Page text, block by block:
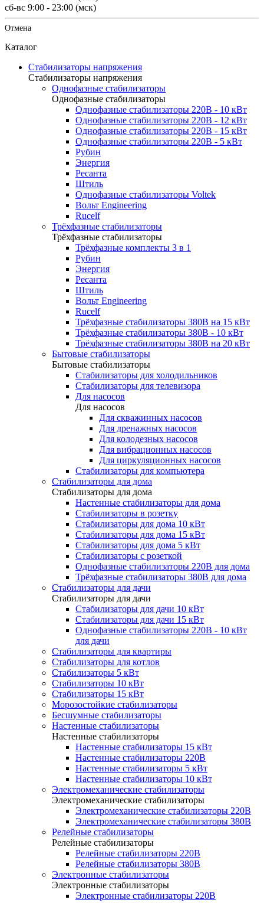
сб-вс 9:00 - 23:00 (мск)
Отмена
Каталог
Стабилизаторы напряжения
Стабилизаторы напряжения
Однофазные стабилизаторы
Однофазные стабилизаторы
Однофазные стабилизаторы 220В - 10 кВт
Однофазные стабилизаторы 220В - 12 кВт
Однофазные стабилизаторы 220В - 15 кВт
Однофазные стабилизаторы 220В - 5 кВт
Рубин
Энергия
Ресанта
Штиль
Однофазные стабилизаторы Voltek
Вольт Engineering
Rucelf
Трёхфазные стабилизаторы
Трёхфазные стабилизаторы
Трёхфазные комплекты 3 в 1
Рубин
Энергия
Ресанта
Штиль
Вольт Engineering
Rucelf
Трёхфазные стабилизаторы 380В на 15 кВт
Трёхфазные стабилизаторы 380В - 10 кВт
Трёхфазные стабилизаторы 380В на 20 кВт
Бытовые стабилизаторы
Бытовые стабилизаторы
Стабилизаторы для холодильников
Стабилизаторы для телевизора
Для насосов
Для насосов
Для скважинных насосов
Для дренажных насосов
Для колодезных насосов
Для вибрационных насосов
Для циркуляционных насосов
Стабилизаторы для компьютера
Стабилизаторы для дома
Стабилизаторы для дома
Настенные стабилизаторы для дома
Стабилизаторы в розетку
Стабилизаторы для дома 10 кВт
Стабилизаторы для дома 15 кВт
Стабилизаторы для дома 5 кВт
Стабилизаторы с розеткой
Однофазные стабилизаторы 220В для дома
Трёхфазные стабилизаторы 380В для дома
Стабилизаторы для дачи
Стабилизаторы для дачи
Стабилизаторы для дачи 10 кВт
Стабилизаторы для дачи 15 кВт
Однофазные стабилизаторы 220В - 10 кВт
для дачи
Стабилизаторы для квартиры
Стабилизаторы для котлов
Стабилизаторы 5 кВт
Стабилизаторы 10 кВт
Стабилизаторы 15 кВт
Морозостойкие стабилизаторы
Бесшумные стабилизаторы
Настенные стабилизаторы
Настенные стабилизаторы
Настенные стабилизаторы 15 кВт
Настенные стабилизаторы 220В
Настенные стабилизаторы 5 кВт
Настенные стабилизаторы 10 кВт
Электромеханические стабилизаторы
Электромеханические стабилизаторы
Электромеханические стабилизаторы 220В
Электромеханические стабилизаторы 380В
Релейные стабилизаторы
Релейные стабилизаторы
Релейные стабилизаторы 220В
Релейные стабилизаторы 380В
Электронные стабилизаторы
Электронные стабилизаторы
Электронные стабилизаторы 220В